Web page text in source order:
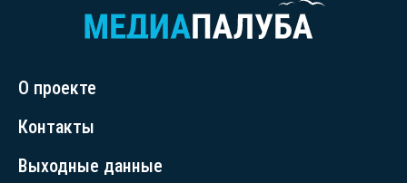
О проекте
Контакты
Выходные данные